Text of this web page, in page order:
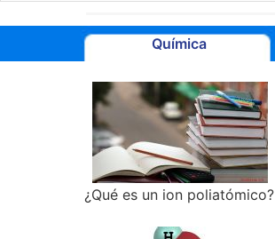
Química
¿Qué es un ion poliatómico?